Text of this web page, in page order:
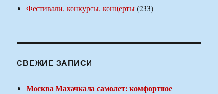
Фестивали, конкурсы, концерты(233)
СВЕЖИЕ ЗАПИСИ
Москва Махачкала самолет: комфортное